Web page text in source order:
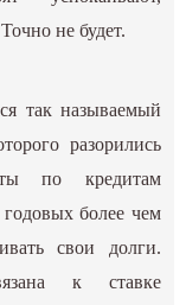
не будет.
так называемый
разорились
по кредитам
более чем
свои долги.
к ставке